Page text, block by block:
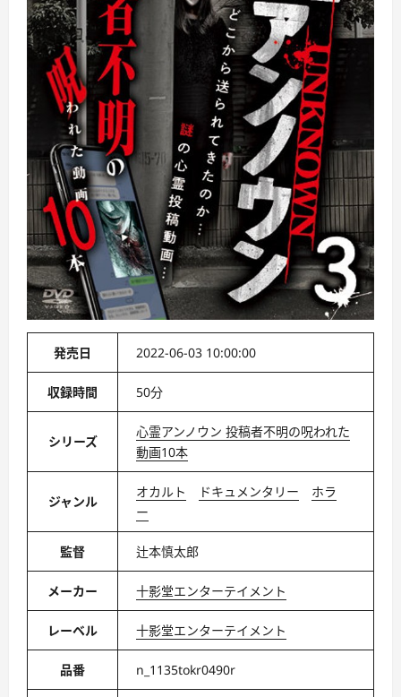
発売日 2022-06-03 10:00:00
収録時間 50分
シリーズ
心霊アンノウン 投稿者不明の呪われた
動画10本
ジャンル
オカルト ドキュメンタリー
ホラ
ー
監督 辻本慎太郎
メーカー 十影堂エンターテイメント
レーベル 十影堂エンターテイメント
品番 n_1135tokr0490r